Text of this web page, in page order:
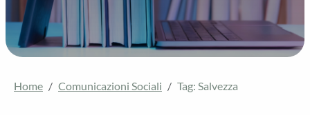
Home Comunicazioni Sociali Tag: Salvezza